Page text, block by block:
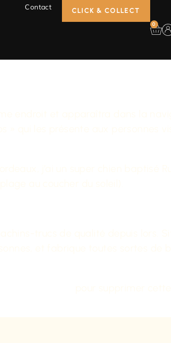
Contact CLICK & COLLECT
0